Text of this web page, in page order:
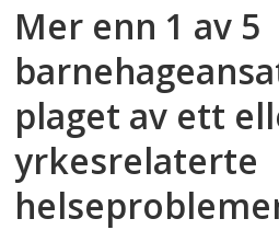
Mer enn 1 av 5
plaget av ett
yrkesrelaterte